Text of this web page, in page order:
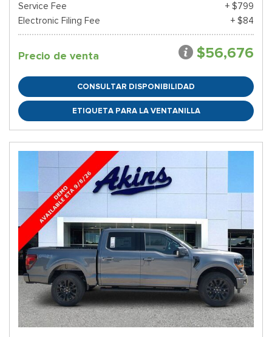
Service Fee
+ $799
Electronic Filing Fee
+ $84
Precio de venta $56,676
CONSULTAR DISPONIBILIDAD
ETIQUETA PARA LA VENTANILLA